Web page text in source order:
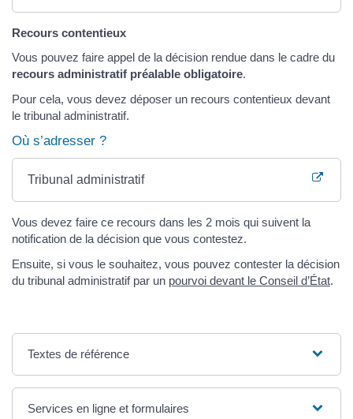
Recours contentieux
Vous pouvez faire appel de la décision rendue dans le cadre du
recours administratif préalable obligatoire.
Pour cela, vous devez déposer un recours contentieux devant
le tribunal administratif.
Où s’adresser ?
Tribunal administratif
Vous devez faire ce recours dans les 2 mois qui suivent la
notification de la décision que vous contestez.
Ensuite, si vous le souhaitez, vous pouvez contester la décision
du tribunal administratif par un pourvoi devant le Conseil d’État.
Textes de référence
Services en ligne et formulaires